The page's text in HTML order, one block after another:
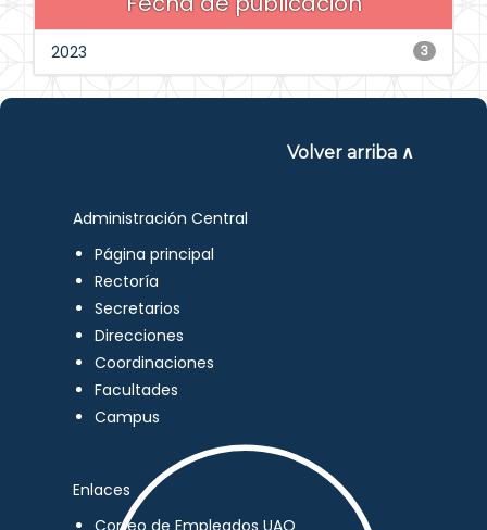
3
2023
Volver arriba ∧
Administración Central
Página principal
Rectoría
Secretarios
Direcciones
Coordinaciones
Facultades
Campus
Enlaces
Correo de Empleados UAQ